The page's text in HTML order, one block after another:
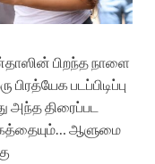
பிறந்த நாளை
படப்பிடிப்பு
திரைப்பட
ஆளுமை